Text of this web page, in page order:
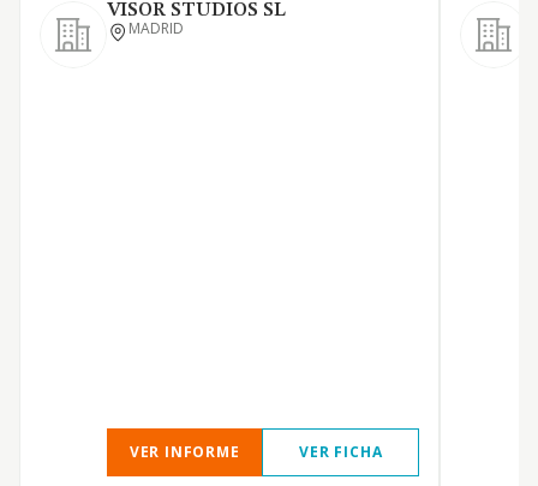
VISOR STUDIOS SL
MADRID
VER INFORME VER FICHA